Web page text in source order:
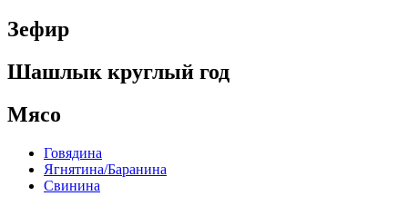
Зефир
Шашлык круглый год
Мясо
Говядина
Ягнятина/Баранина
Свинина